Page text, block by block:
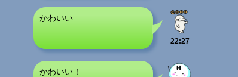
22:27
かわいい
かわいい！